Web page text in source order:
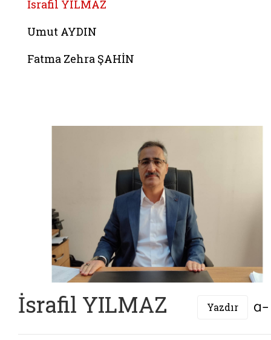
İsrafil YILMAZ
Umut AYDIN
Fatma Zehra ŞAHİN
İsrafil YILMAZ Yazdır